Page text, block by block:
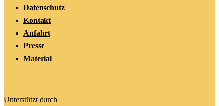
Datenschutz
Kontakt
Anfahrt
Presse
Material
Unterstützt durch